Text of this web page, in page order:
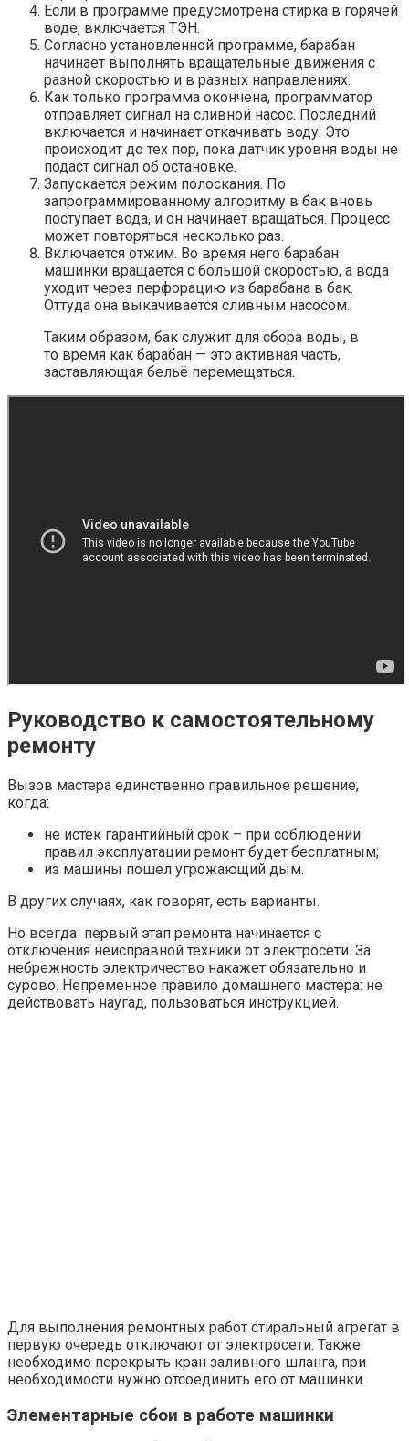
Если в программе предусмотрена стирка в горячей
воде, включается ТЭН.
Согласно установленной программе, барабан
начинает выполнять вращательные движения с
разной скоростью и в разных направлениях.
Как только программа окончена, программатор
отправляет сигнал на сливной насос. Последний
включается и начинает откачивать воду. Это
происходит до тех пор, пока датчик уровня воды не
подаст сигнал об остановке.
Запускается режим полоскания. По
запрограммированному алгоритму в бак вновь
поступает вода, и он начинает вращаться. Процесс
может повторяться несколько раз.
Включается отжим. Во время него барабан
машинки вращается с большой скоростью, а вода
уходит через перфорацию из барабана в бак.
Оттуда она выкачивается сливным насосом.
Таким образом, бак служит для сбора воды, в
то время как барабан — это активная часть,
заставляющая бельё перемещаться.
Руководство к самостоятельному
ремонту
Вызов мастера единственно правильное решение,
когда:
не истек гарантийный срок – при соблюдении
правил эксплуатации ремонт будет бесплатным;
из машины пошел угрожающий дым.
В других случаях, как говорят, есть варианты.
Но всегда первый этап ремонта начинается с
отключения неисправной техники от электросети. За
небрежность электричество накажет обязательно и
сурово. Непременное правило домашнего мастера: не
действовать наугад, пользоваться инструкцией.
Для выполнения ремонтных работ стиральный агрегат в
первую очередь отключают от электросети. Также
необходимо перекрыть кран заливного шланга, при
необходимости нужно отсоединить его от машинки
Элементарные сбои в работе машинки